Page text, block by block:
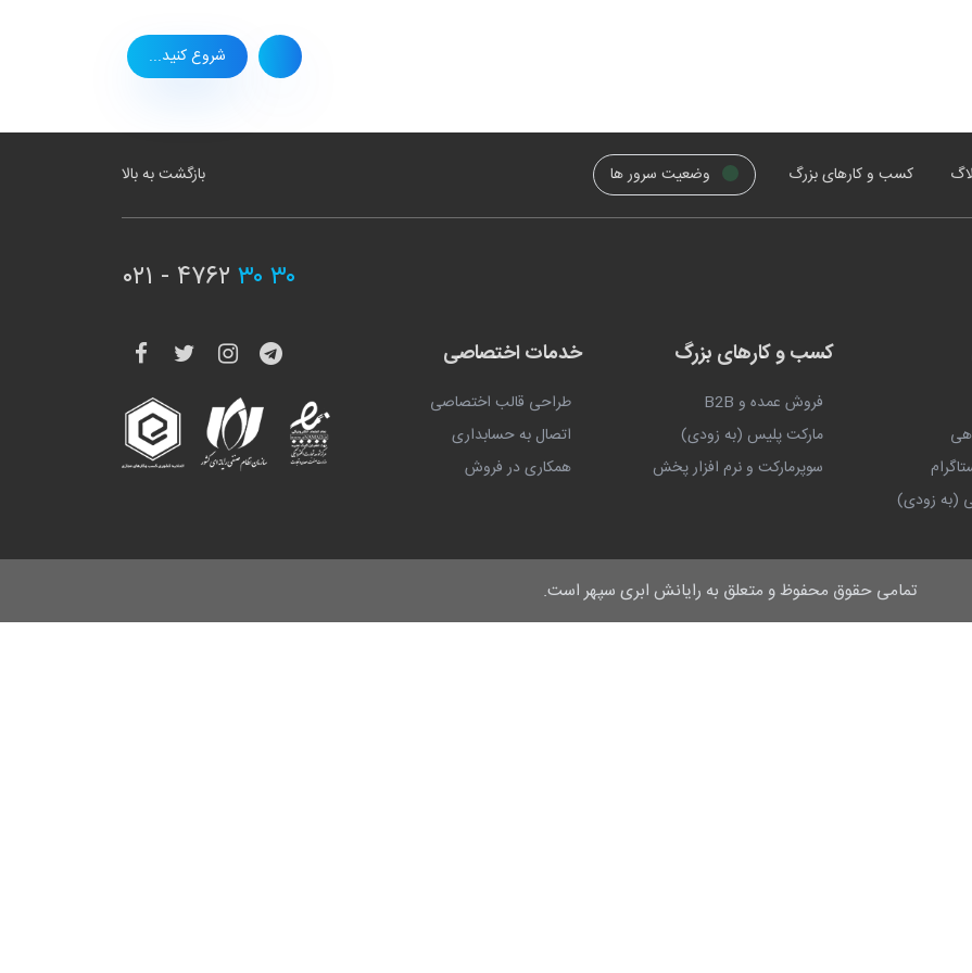
شروع کنید...
کسب و کارهای بزرگ وضعیت سرور ها بازگشت به بالا
۰۲۱ - ۴۷۶۲ ۳۰ ۳۰
(به زودی)
کسب و کارهای بزرگ
فروش عمده و B2B
مارکت پلیس (به زودی)
سوپرمارکت و نرم افزار پخش
خدمات اختصاصی
طراحی قالب اختصاصی
اتصال به حسابداری
همکاری در فروش
تمامی حقوق محفوظ و متعلق به رایانش ابری سپهر است.